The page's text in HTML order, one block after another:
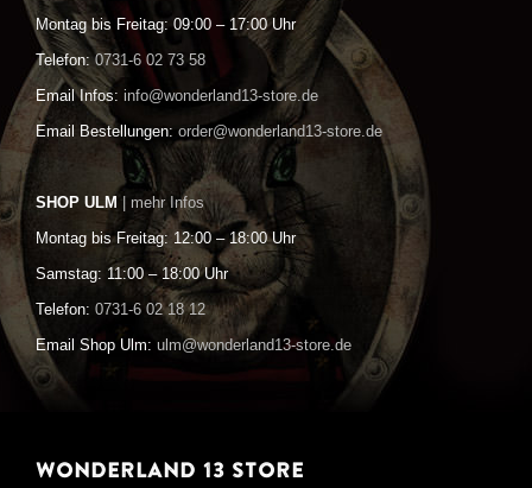
Montag bis Freitag: 09:00 – 17:00 Uhr
Telefon: 0731-6 02 73 58
Email Infos: info@wonderland13-store.de
Email Bestellungen: order@wonderland13-store.de
SHOP ULM | mehr Infos
Montag bis Freitag: 12:00 – 18:00 Uhr
Samstag: 11:00 – 18:00 Uhr
Telefon: 0731-6 02 18 12
Email Shop Ulm: ulm@wonderland13-store.de
WONDERLAND 13 STORE